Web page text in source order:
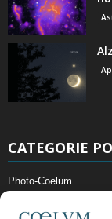
CATEGORIE
Photo-Coelum